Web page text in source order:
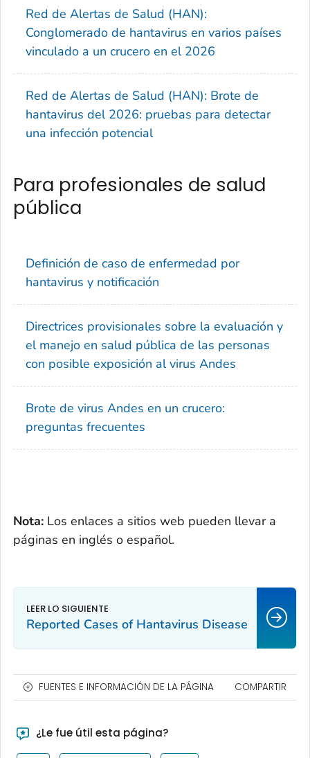
Red de Alertas de Salud (HAN):
Conglomerado de hantavirus en varios países
vinculado a un crucero en el 2026
Red de Alertas de Salud (HAN): Brote de
hantavirus del 2026: pruebas para detectar
una infección potencial
Para profesionales de salud
pública
Definición de caso de enfermedad por
hantavirus y notificación
Directrices provisionales sobre la evaluación y
el manejo en salud pública de las personas
con posible exposición al virus Andes
Brote de virus Andes en un crucero:
preguntas frecuentes
Nota: Los enlaces a sitios web pueden llevar a
páginas en inglés o español.
Reported Cases of Hantavirus Disease
FUENTES E INFORMACIÓN DE LA PÁGINA COMPARTIR
¿Le fue útil esta página?